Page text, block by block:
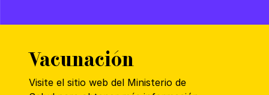
Vacunación
Visite el sitio web del Ministerio de